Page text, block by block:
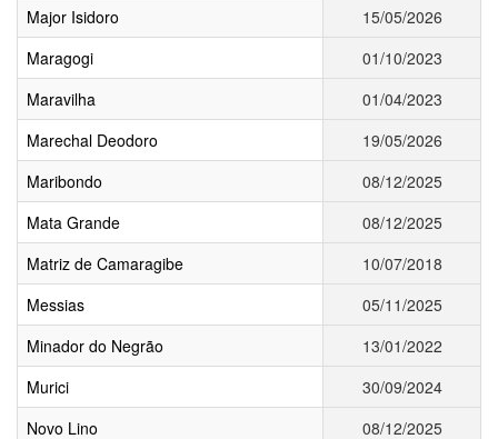
Major Isidoro
15/05/2026
Maragogi
01/10/2023
Maravilha
01/04/2023
Marechal Deodoro
19/05/2026
Maribondo
08/12/2025
Mata Grande
08/12/2025
Matriz de Camaragibe
10/07/2018
Messias
05/11/2025
Minador do Negrão
13/01/2022
Murici
30/09/2024
Novo Lino
08/12/2025